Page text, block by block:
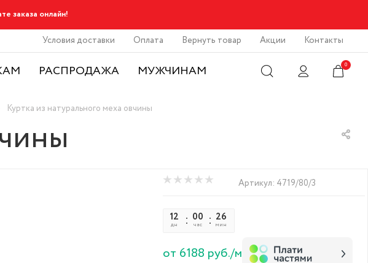
заказа онлайн!
Условия доставки Оплата Вернуть товар Акции Контакты
РАСПРОДАЖА МУЖЧИНАМ 0
Куртка из натурального меха овчины
Артикул: 4719/80/3
12
дн
00
час
26
мин
от 6188 руб./м